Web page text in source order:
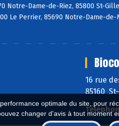
optimale du site, pour
changer d'avis à tout moment
Notre-Dame-de-Riez, 85800 St-
Le Perrier, 85690 Notre-Dame-
16 rue
85160